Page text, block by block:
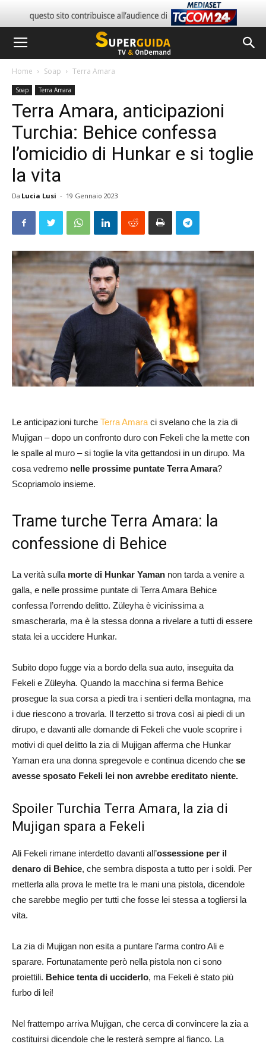
Home Soap Terra Amara
Soap Terra Amara
Terra Amara, anticipazioni
Turchia: Behice confessa
l’omicidio di Hunkar e si toglie
la vita
Da Lucia Lusi - 19 Gennaio 2023
Le anticipazioni turche Terra Amara ci svelano che la zia di
Mujigan – dopo un confronto duro con Fekeli che la mette con
le spalle al muro – si toglie la vita gettandosi in un dirupo. Ma
cosa vedremo nelle prossime puntate Terra Amara?
Scopriamolo insieme.
Trame turche Terra Amara: la
confessione di Behice
La verità sulla morte di Hunkar Yaman non tarda a venire a
galla, e nelle prossime puntate di Terra Amara Behice
confessa l’orrendo delitto. Züleyha è vicinissima a
smascherarla, ma è la stessa donna a rivelare a tutti di essere
stata lei a uccidere Hunkar.
Subito dopo fugge via a bordo della sua auto, inseguita da
Fekeli e Züleyha. Quando la macchina si ferma Behice
prosegue la sua corsa a piedi tra i sentieri della montagna, ma
i due riescono a trovarla. Il terzetto si trova così ai piedi di un
dirupo, e davanti alle domande di Fekeli che vuole scoprire i
motivi di quel delitto la zia di Mujigan afferma che Hunkar
Yaman era una donna spregevole e continua dicendo che se
avesse sposato Fekeli lei non avrebbe ereditato niente.
Spoiler Turchia Terra Amara, la zia di
Mujigan spara a Fekeli
Ali Fekeli rimane interdetto davanti all’ossessione per il
denaro di Behice, che sembra disposta a tutto per i soldi. Per
metterla alla prova le mette tra le mani una pistola, dicendole
che sarebbe meglio per tutti che fosse lei stessa a togliersi la
vita.
La zia di Mujigan non esita a puntare l’arma contro Ali e
sparare. Fortunatamente però nella pistola non ci sono
proiettili. Behice tenta di ucciderlo, ma Fekeli è stato più
furbo di lei!
Nel frattempo arriva Mujigan, che cerca di convincere la zia a
costituirsi dicendole che le resterà sempre al fianco. La